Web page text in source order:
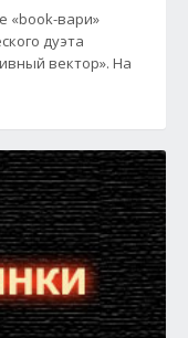
«book-вари»
дуэта
вектор». На